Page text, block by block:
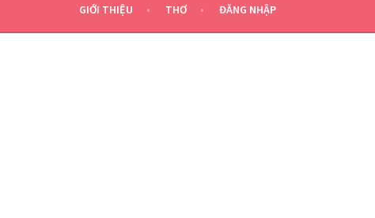
GIỚI THIỆU THƠ ĐĂNG NHẬP